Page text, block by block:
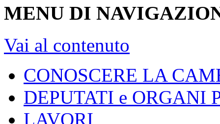
MENU DI
Vai al contenuto
CONOSCERE LA
DEPUTATI e ORGANI
LAVORI